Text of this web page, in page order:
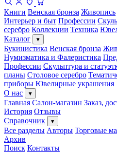
Книги Венская бронза Живопись
Интерьер и быт Профессии
серебро Коллекции Техника
Каталог
▾
Букинистика Венская бронза
Нумизматика и Фалеристика
Профессии Скульптура и
планы Столовое серебро
приборы Ювелирные украшения
О нас
▾
Главная Салон-магазин Заказ,
История Отзывы
Справочник
▾
Все разделы Авторы Торговые
Архив
Поиск Контакты